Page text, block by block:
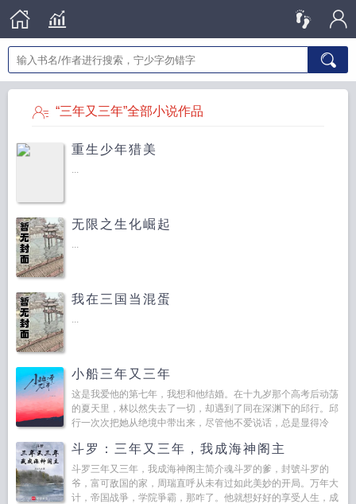
“三年又三年”全部小说作品
重生少年猎美
...
无限之生化崛起
...
我在三国当混蛋
...
小船三年又三年
这是我爱他的第七年，我想和他结婚。在十九岁那个高考后动荡
的夏天里，林以然失去了一切，却遇到了同在深渊下的邱行。邱
行一次次把她从绝境中带出来，尽管他不爱说话，总是显得冷
斗罗：三年又三年，我成海神阁主
斗罗三年又三年，我成海神阁主简介魂斗罗的爹，封號斗罗的
爷，富可敌国的家，周瑞直呼从未有过如此美妙的开局。万年大
计，帝国战爭，学院爭霸，那咋了。他就想好好的享受人生，成